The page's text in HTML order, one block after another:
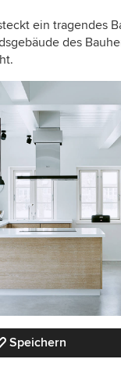
ein tragendes
des
Speichern